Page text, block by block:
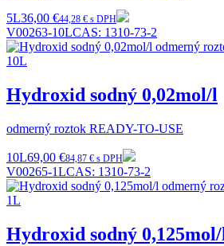
5L36,00 €44,28 € s DPH
V00263-10LCAS: 1310-73-2
Hydroxid sodný 0,02mol/l
odmerný roztok READY-TO-USE
10L69,00 €84,87 € s DPH
V00265-1LCAS: 1310-73-2
Hydroxid sodný 0,125mol/l